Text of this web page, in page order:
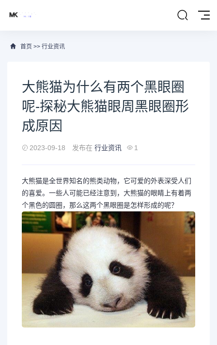
首页 >> 行业资讯
大熊猫为什么有两个黑眼圈
呢-探秘大熊猫眼周黑眼圈形
成原因
2023-09-18 发布在 行业资讯 1
大熊猫是全世界知名的熊类动物，它可爱的外表深受人们
的喜爱。一些人可能已经注意到，大熊猫的眼睛上有着两
个黑色的圆圈，那么这两个黑眼圈是怎样形成的呢？